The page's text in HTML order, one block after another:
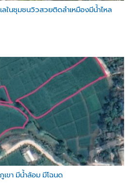
ในชุมชนวิวสวยติดลำเหมืองมีน้ำไหล
ขา มีน้ำล้อม มีโฉนด